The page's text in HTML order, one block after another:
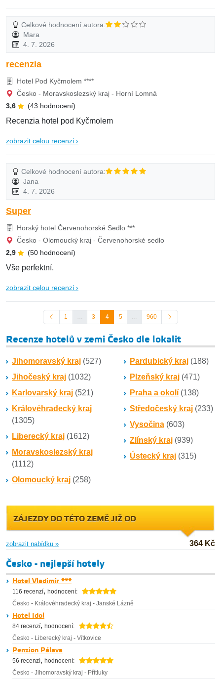
Celkové hodnocení autora:
Mara
4. 7. 2026
recenzia
Hotel Pod Kyčmolem ****
Česko - Moravskoslezský kraj - Horní Lomná
3,6
(43 hodnocení)
Recenzia hotel pod Kyčmolem
zobrazit celou recenzi ›
Celkové hodnocení autora:
Jana
4. 7. 2026
Super
Horský hotel Červenohorské Sedlo ***
Česko - Olomoucký kraj - Červenohorské sedlo
2,9
(50 hodnocení)
Vše perfektní.
zobrazit celou recenzi ›
1 … 3 4 5 … 960
Recenze hotelů v zemi Česko dle lokalit
Jihomoravský kraj (527)
Jihočeský kraj (1032)
Karlovarský kraj (521)
Královéhradecký kraj
(1305)
Liberecký kraj (1612)
Moravskoslezský kraj
(1112)
Olomoucký kraj (258)
Pardubický kraj (188)
Plzeňský kraj (471)
Praha a okolí (138)
Středočeský kraj (233)
Vysočina (603)
Zlínský kraj (939)
Ústecký kraj (315)
ZÁJEZDY DO TÉTO ZEMĚ JIŽ OD
zobrazit nabídku » 364 Kč
Česko - nejlepší hotely
Hotel Vladimír ***
116 recenzí, hodnocení:
Česko - Královéhradecký kraj - Janské Lázně
Hotel Idol
84 recenzí, hodnocení:
Česko - Liberecký kraj - Vítkovice
Penzion Pálava
56 recenzí, hodnocení:
Česko - Jihomoravský kraj - Přítluky